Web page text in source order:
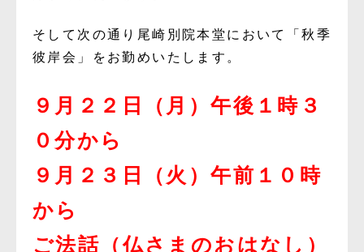
そして次の通り尾崎別院本堂において「秋季
彼岸会」をお勤めいたします。
９月２２日（月）午後１時３
０分から
９月２３日（火）午前１０時
から
ご法話（仏さまのおはなし）